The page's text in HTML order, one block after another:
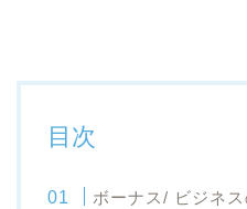
目次
ボーナス/ ビジネ